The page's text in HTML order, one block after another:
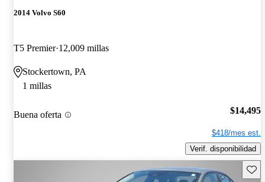
2014 Volvo S60
T5 Premier 12,009 millas
Stockertown, PA
1 millas
Buena oferta $14,495
$418/mes est.
Verif. disponibilidad